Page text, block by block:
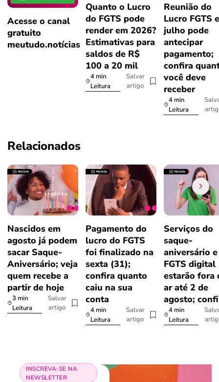
Acesse o canal
gratuito
meutudo.notícias
Quanto o Lucro
do FGTS pode
render em 2026?
Estimativas para
saldos de R$
100 a 20 mil
4 min
Leitura
Salvar
artigo
Reunião do
Lucro FGTS
julho pode
antecipar
pagamento;
confira
você deve
receber
4 min
Leitura
Relacionados
Nascidos em
agosto já podem
sacar Saque-
Aniversário; veja
quem recebe a
partir de hoje
3 min
Leitura
Salvar
artigo
Pagamento do
lucro do FGTS
foi finalizado na
sexta (31);
confira quanto
caiu na sua
conta
4 min
Leitura
Salvar
artigo
Serviços do
saque-
aniversário e
FGTS digital
estarão fora
ar até 2 de
agosto;
4 min
Leitura
INSCREVA-SE NA
NEWSLETTER